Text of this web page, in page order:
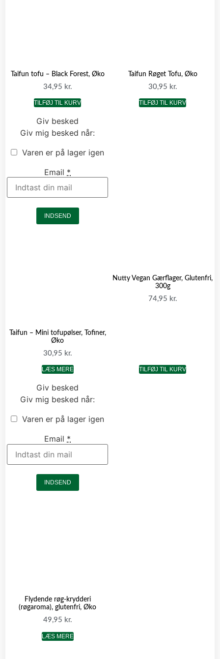
Taifun tofu – Black Forest, Øko
34,95 kr.
TILFØJ TIL KURV
Taifun Røget Tofu, Øko
30,95 kr.
TILFØJ TIL KURV
Giv besked
Giv mig besked når:
Varen er på lager igen
Email *
INDSEND
Taifun – Mini tofupølser, Tofiner,
Øko
30,95 kr.
LÆS MERE
Nutty Vegan Gærflager, Glutenfri,
300g
74,95 kr.
TILFØJ TIL KURV
Giv besked
Giv mig besked når:
Varen er på lager igen
Email *
INDSEND
Flydende røg-krydderi
(røgaroma), glutenfri, Øko
49,95 kr.
LÆS MERE